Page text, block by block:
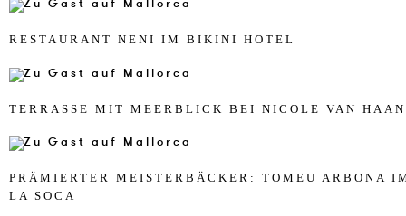
RE­ST­AU­RANT NENI IM BI­KI­NI HO­TEL
TER­RASSE MIT MEERBLICK BEI NI­CO­LE VAN
PRÄMIER­TER MEI­ST­ERBÄCKER: TO­MEU AR­BO­NA
LA SOCA